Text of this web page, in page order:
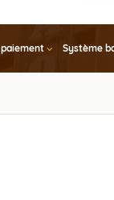
Système